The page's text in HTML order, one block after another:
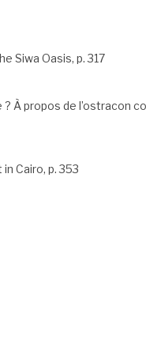
Siwa Oasis, p. 317
À propos de l’ostracon
Cairo, p. 353